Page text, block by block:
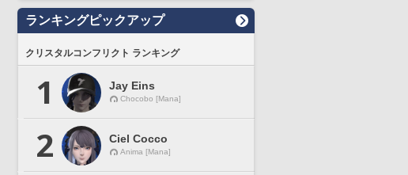
ランキングピックアップ
クリスタルコンフリクト ランキング
1 Jay Eins
Chocobo [Mana]
2 Ciel Cocco
Anima [Mana]